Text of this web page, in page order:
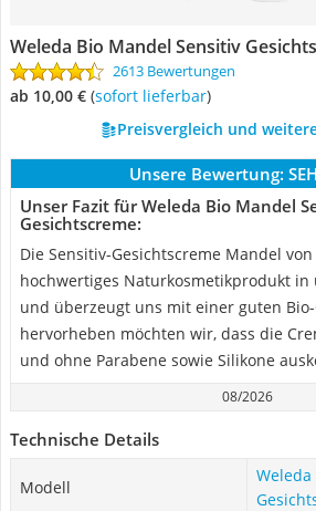
Weleda Bio Mandel Sensitiv
2613 Bewertungen
ab 10,00 € ( Sofort lieferbar)
Preisvergleich und
Unsere Bewertung:
Unser Fazit für Weleda Bio Mandel
Gesichtscreme:
Die Sensitiv-Gesichtscreme Mandel
hochwertiges Naturkosmetikprodukt in
und überzeugt uns mit einer guten
hervorheben möchten wir, dass die
und ohne Parabene sowie Silikone
08/2026
Technische Details
Modell